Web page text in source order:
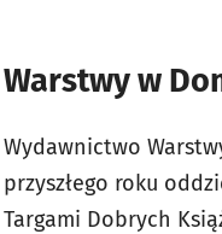
Warstwy w
Wydawnictwo
przyszłego roku
Targami Dobrych